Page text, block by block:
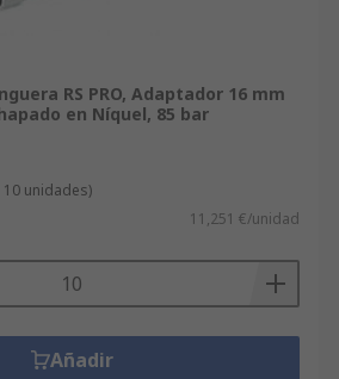
RS PRO, Adaptador 16 mm
en Níquel, 85 bar
unidades)
11,251 €/unidad
Añadir